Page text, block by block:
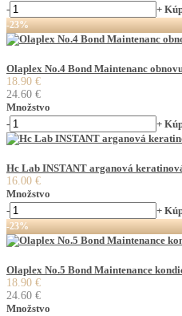
-
+
-23%
Olaplex No.4 Bond Maintenanc
18.90 €
24.60 €
Množstvo
-
+
Hc Lab INSTANT arganová
16.00 €
Množstvo
-
+
-23%
Olaplex No.5 Bond Maintenance
18.90 €
24.60 €
Množstvo